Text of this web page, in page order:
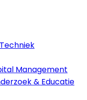
Management
& Educatie